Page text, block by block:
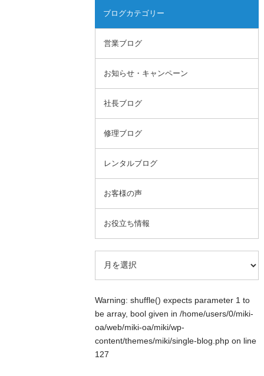
ブログカテゴリー
営業ブログ
お知らせ・キャンペーン
社長ブログ
修理ブログ
レンタルブログ
お客様の声
お役立ち情報
Warning: shuffle() expects parameter 1 to
be array, bool given in/home/users/0/miki-
oa/web/miki-oa/miki/wp-
content/themes/miki/single-blog.php on line
127